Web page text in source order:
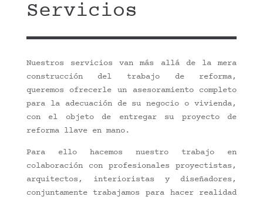
Servicios
Nuestros servicios van más allá de la mera
construcción del trabajo de reforma,
queremos ofrecerle un asesoramiento completo
para la adecuación de su negocio o vivienda,
con el objeto de entregar su proyecto de
reforma llave en mano.
Para ello hacemos nuestro trabajo en
colaboración con profesionales proyectistas,
arquitectos, interioristas y diseñadores,
conjuntamente trabajamos para hacer realidad